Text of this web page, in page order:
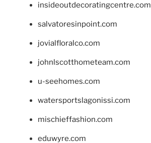
insideoutdecoratingcentre.com
salvatoresinpoint.com
jovialfloralco.com
johnlscotthometeam.com
u-seehomes.com
watersportslagonissi.com
mischieffashion.com
eduwyre.com